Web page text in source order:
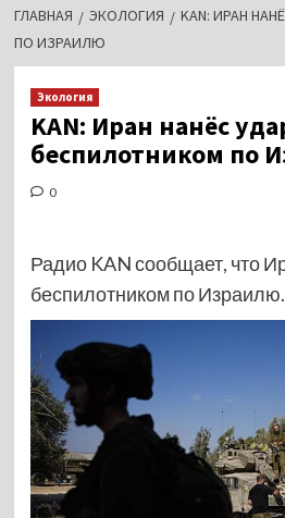
ГЛАВНАЯ ЭКОЛОГИЯ
KAN: ИРАН
ПО ИЗРАИЛЮ
Экология
KAN: Иран нанёс
беспилотником по
0
Радио KAN сообщает, что
беспилотником по Израилю.